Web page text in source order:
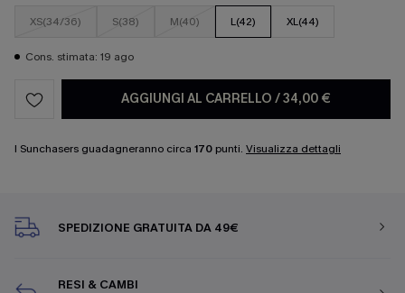
XS(34/36) S(38) M(40) L(42) XL(44)
Cons. stimata: 19 ago
AGGIUNGI AL CARRELLO /34,00 €
I Sunchasers guadagneranno circa 170 punti. Visualizza dettagli
SPEDIZIONE GRATUITA DA 49€
RESI & CAMBI